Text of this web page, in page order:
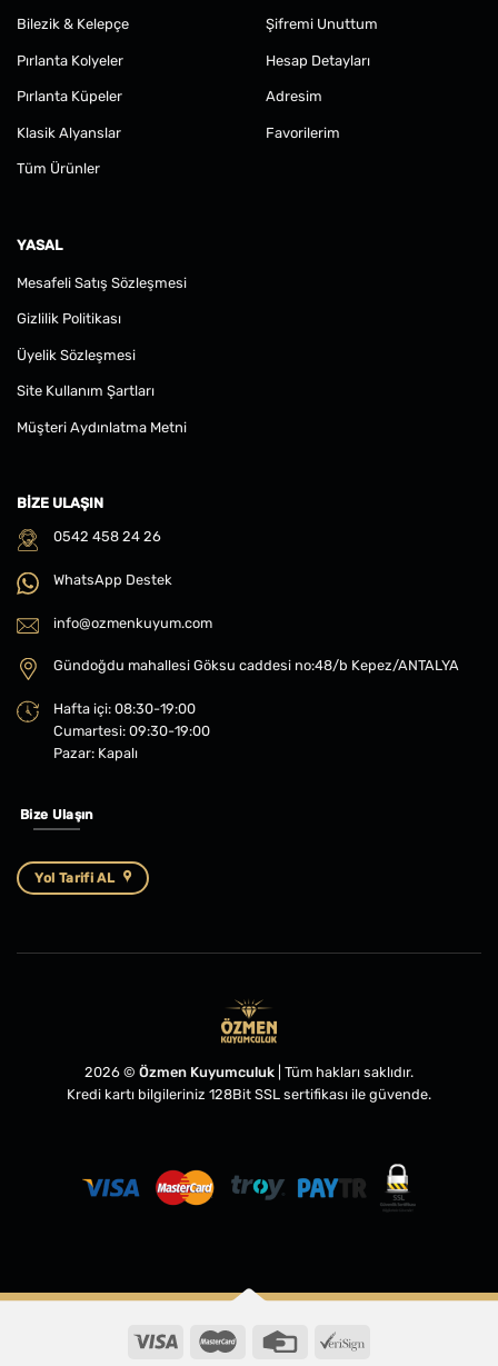
Bilezik & Kelepçe
Pırlanta Kolyeler
Pırlanta Küpeler
Klasik Alyanslar
Tüm Ürünler
Şifremi Unuttum
Hesap Detayları
Adresim
Favorilerim
YASAL
Mesafeli Satış Sözleşmesi
Gizlilik Politikası
Üyelik Sözleşmesi
Site Kullanım Şartları
Müşteri Aydınlatma Metni
BIZE ULAŞIN
0542 458 24 26
WhatsApp Destek
info@ozmenkuyum.com
Gündoğdu mahallesi Göksu caddesi no:48/b Kepez/ANTALYA
Hafta içi: 08:30-19:00
Cumartesi: 09:30-19:00
Pazar: Kapalı
Bize Ulaşın
Yol Tarifi AL
2026 © Özmen Kuyumculuk | Tüm hakları saklıdır.
Kredi kartı bilgileriniz 128Bit SSL sertifikası ile güvende.